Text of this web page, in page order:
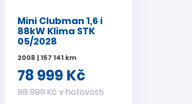
Mini Clubman 1,6 i
88kW Klima STK
05/2028
2008 | 157 141 km
78 999 Kč
88 999 Kč v hotovosti